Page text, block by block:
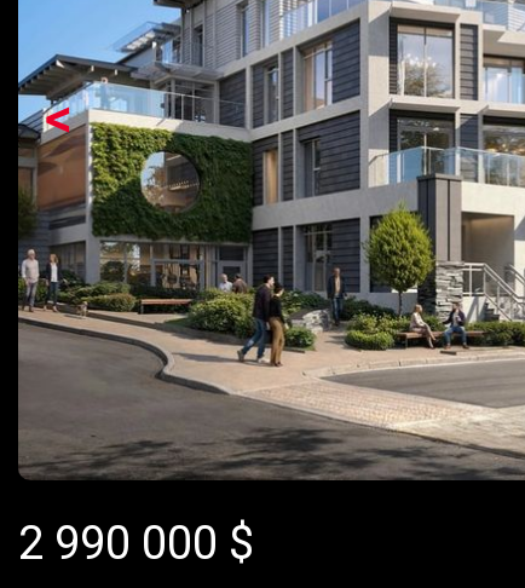
<
2 990 000 $